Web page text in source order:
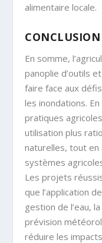
alimentaire locale.
CONCLUSION
En somme,
panoplie d’outils
faire face aux
les inondations.
pratiques
utilisation plus
naturelles, tout en
systèmes
Les projets
que l’application
gestion de l’eau,
prévision
réduire les